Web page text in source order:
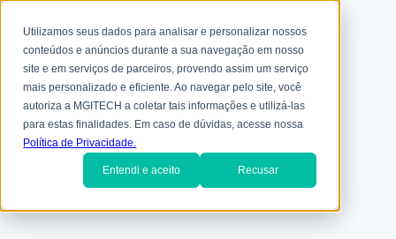
Utilizamos seus dados para analisar e personalizar nossos
conteúdos e anúncios durante a sua navegação em nosso
site e em serviços de parceiros, provendo assim um serviço
mais personalizado e eficiente. Ao navegar pelo site, você
autoriza a MGITECH a coletar tais informações e utilizá-las
para estas finalidades. Em caso de dúvidas, acesse nossa
Política de Privacidade.
Entendi e aceito Recusar